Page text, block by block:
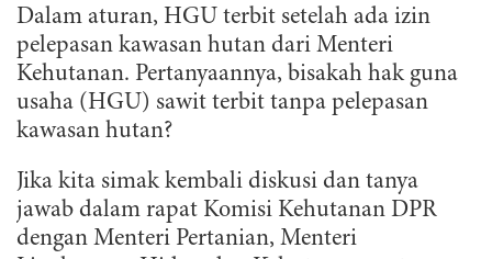
Dalam aturan, HGU terbit setelah ada izin
pelepasan kawasan hutan dari Menteri
Kehutanan. Pertanyaannya, bisakah hak guna
usaha (HGU) sawit terbit tanpa pelepasan
kawasan hutan?
Jika kita simak kembali diskusi dan tanya
jawab dalam rapat Komisi Kehutanan DPR
dengan Menteri Pertanian, Menteri